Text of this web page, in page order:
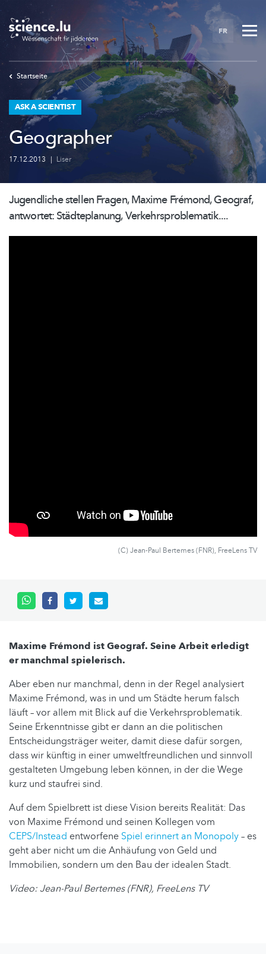
Skip
main
content
FR
Startseite
ASK A SCIENTIST
Geographer
17.12.2013 | Liser
Jugendliche stellen Fragen, Maxime Frémond, Geograf,
antwortet: Städteplanung,Verkehrsproblematik....
(C) Jean-Paul Bertemes (FNR), FreeLens TV
Maxime Frémond ist Geograf. Seine Arbeit erledigt
er manchmal spielerisch.
Aber eben nur manchmal, denn in der Regel analysiert
Maxime Frémond, was in und um Städte herum falsch
läuft – vor allem mit Blick auf die Verkehrsproblematik.
Seine Erkenntnisse gibt er dann an die politischen
Entscheidungsträger weiter, damit diese dafür sorgen,
dass wir künftig in einer umweltfreundlichen und sinnvoll
gestalteten Umgebung leben können, in der die Wege
kurz und staufrei sind.
Auf dem Spielbrett ist diese Vision bereits Realität: Das
von Maxime Frémond und seinen Kollegen vom
CEPS/Instead entworfene Spiel erinnert an Monopoly– es
geht aber nicht um die Anhäufung von Geld und
Immobilien, sondern um den Bau der idealen Stadt.
Video: Jean-Paul Bertemes (FNR), FreeLens TV